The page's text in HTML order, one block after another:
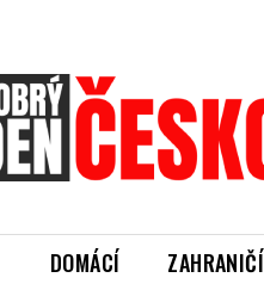
DOMÁCÍ ZAHRANIČÍ